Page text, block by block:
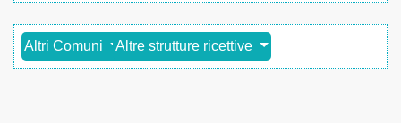
Altri Comuni Altre strutture ricettive